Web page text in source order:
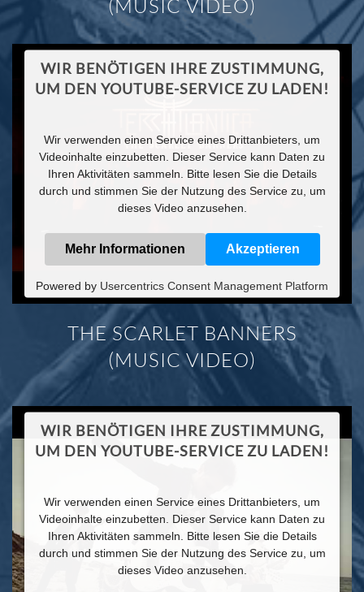
(MUSIC VIDEO)
WIR BENÖTIGEN IHRE ZUSTIMMUNG,
UM DEN YOUTUBE-SERVICE ZU LADEN!
Wir verwenden einen Service eines Drittanbieters, um
Videoinhalte einzubetten. Dieser Service kann Daten zu
Ihren Aktivitäten sammeln. Bitte lesen Sie die Details
durch und stimmen Sie der Nutzung des Service zu, um
dieses Video anzusehen.
Mehr Informationen Akzeptieren
Powered by Usercentrics Consent Management Platform
THE SCARLET BANNERS
(MUSIC VIDEO)
WIR BENÖTIGEN IHRE ZUSTIMMUNG,
UM DEN YOUTUBE-SERVICE ZU LADEN!
Wir verwenden einen Service eines Drittanbieters, um
Videoinhalte einzubetten. Dieser Service kann Daten zu
Ihren Aktivitäten sammeln. Bitte lesen Sie die Details
durch und stimmen Sie der Nutzung des Service zu, um
dieses Video anzusehen.